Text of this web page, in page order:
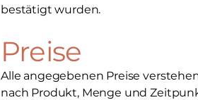
bestätigt wurden.
Preise
Alle angegebenen Preise
nach Produkt, Menge und